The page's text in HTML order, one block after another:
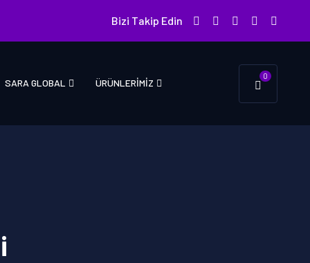
Bizi Takip Edin
SARA GLOBAL ÜRÜNLERIMIZ
0